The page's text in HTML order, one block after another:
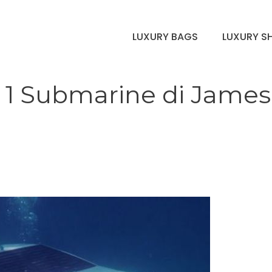
LUXURY BAGS LUXURY
Submarine di James